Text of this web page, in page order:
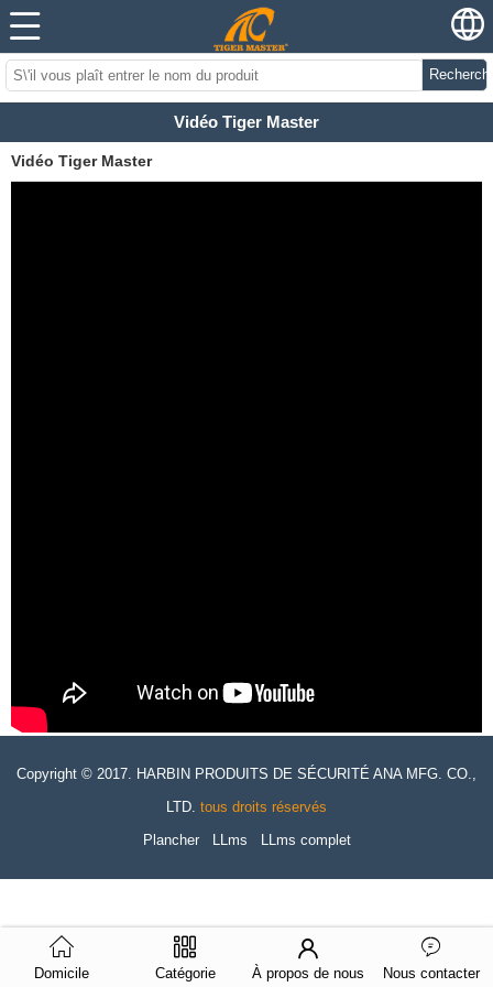
Vidéo Tiger Master
Vidéo Tiger Master
Copyright © 2017. HARBIN PRODUITS DE SÉCURITÉ ANA MFG. CO.,
LTD. tous droits réservés
Plancher
LLms LLms complet
Domicile Catégorie À propos de nous Nous contacter